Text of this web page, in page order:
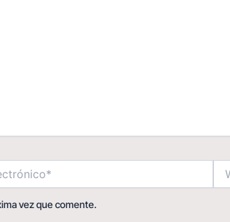
vez que comente.